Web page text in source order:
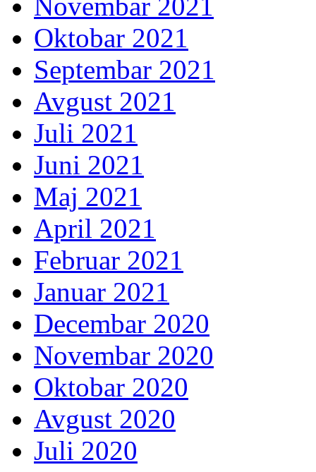
Novembar 2021
Oktobar 2021
Septembar 2021
Avgust 2021
Juli 2021
Juni 2021
Maj 2021
April 2021
Februar 2021
Januar 2021
Decembar 2020
Novembar 2020
Oktobar 2020
Avgust 2020
Juli 2020